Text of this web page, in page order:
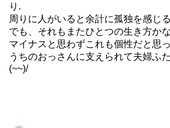
り.
周りに人がいると余計に孤独を感じる
でも、それもまたひとつの生き方かな
マイナスと思わずこれも個性だと思
うちのおっさんに支えられて夫婦ふ
(~~)/